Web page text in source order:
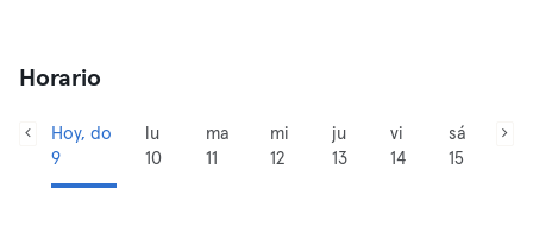
Horario
Hoy, do
9
lu
10
ma
11
mi
12
ju
13
vi
14
sá
15